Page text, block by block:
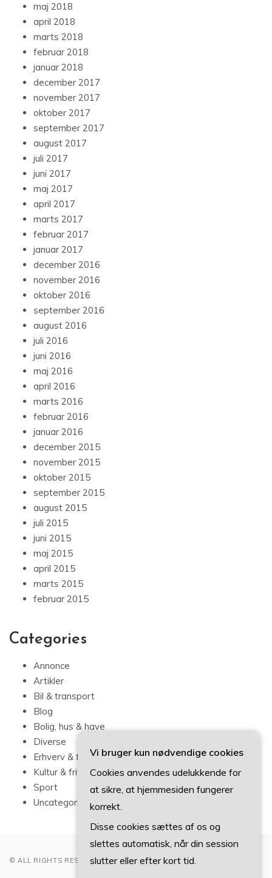
maj 2018
april 2018
marts 2018
februar 2018
januar 2018
december 2017
november 2017
oktober 2017
september 2017
august 2017
juli 2017
juni 2017
maj 2017
april 2017
marts 2017
februar 2017
januar 2017
december 2016
november 2016
oktober 2016
september 2016
august 2016
juli 2016
juni 2016
maj 2016
april 2016
marts 2016
februar 2016
januar 2016
december 2015
november 2015
oktober 2015
september 2015
august 2015
juli 2015
juni 2015
maj 2015
april 2015
marts 2015
februar 2015
Categories
Annonce
Artikler
Bil & transport
Blog
Bolig, hus & have
Diverse
Erhverv & forbrug
Kultur & fritid
Sport
Uncategorized
© ALL RIGHTS RESERVED 2022
Vi bruger kun nødvendige cookies
Cookies anvendes udelukkende for
at sikre, at hjemmesiden fungerer
korrekt.
Disse cookies sættes af os og
slettes automatisk, når din session
slutter eller efter kort tid.